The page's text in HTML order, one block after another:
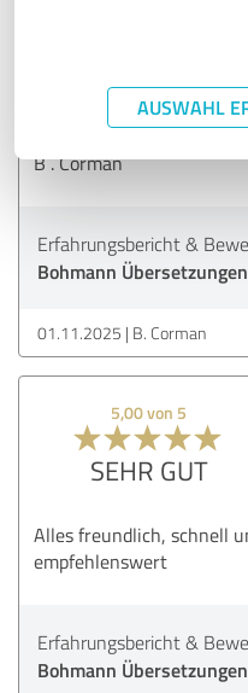
AUSWAHL
Schnelle Antworten und
angekündigt. Hat alles
B . Corman
Erfahrungsbericht &
Bohmann
01.11.2025 B. Corman
5,00 von 5
SEHR GUT
Alles freundlich, schnell
empfehlenswert
Erfahrungsbericht &
Bohmann